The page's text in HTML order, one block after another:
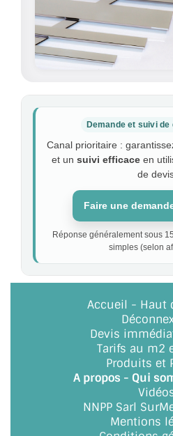
Demande et suivi
Canal prioritaire :
et un suivi efficaceen
de
Faire une
Réponse généralement sous
simples (selon
Accueil - Haut
Devis
Tarifs au m2
Produits et
A propos - Qui
NNPP Sarl
Mentions